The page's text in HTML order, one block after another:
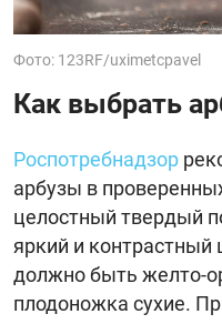
Фото: 123RF/uximetcpavel
Как выбрать
Роспотребнадзор
арбузы в
целостный твердый
яркий и контрастный
должно быть желто-
плодоножка сухие.